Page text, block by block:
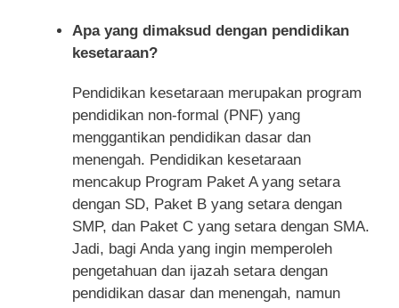
Apa yang dimaksud dengan pendidikan
kesetaraan?
Pendidikan kesetaraan merupakan program
pendidikan non-formal (PNF) yang
menggantikan pendidikan dasar dan
menengah. Pendidikan kesetaraan
mencakup Program Paket A yang setara
dengan SD, Paket B yang setara dengan
SMP, dan Paket C yang setara dengan SMA.
Jadi, bagi Anda yang ingin memperoleh
pengetahuan dan ijazah setara dengan
pendidikan dasar dan menengah, namun